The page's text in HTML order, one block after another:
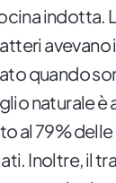
indotta.
avevano
quando
naturale è
al 79%
Inoltre, il